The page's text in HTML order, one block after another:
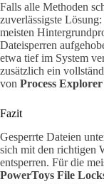
Falls alle Methoden
zuverlässigste
meisten
Dateisperren
etwa tief im System
zusätzlich ein
von Process Explorer
Fazit
Gesperrte Dateien
sich mit den richtigen
entsperren. Für die
PowerToys File